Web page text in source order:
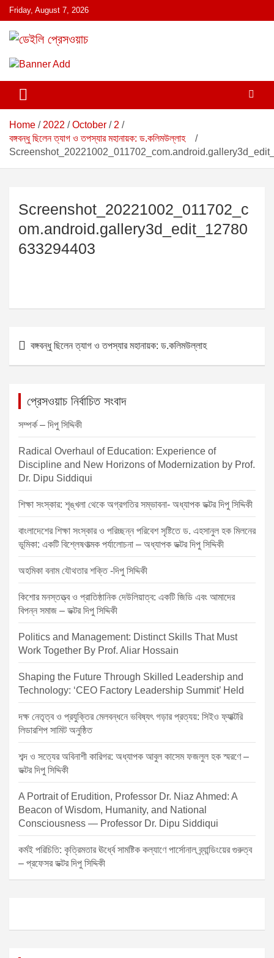
k
t
Friday, August 7, 2026
ডেইলি প্রেসওয়াচ
Home 2022 October
2
বঙ্গবন্ধু ছিলেন ত্যাগ ও তপস্যার মহানায়ক: ড.কলিমউল্লাহ
Screenshot_20221002_011702_c
om.android.gallery3d_edit_12780
633294403
P
বঙ্গবন্ধু ছিলেন ত্যাগ ও তপস্যার মহানায়ক: ড.কলিমউল্লাহ
প্রেসওয়াচ নির্বাচিত সংবাদ
সম্পর্ক – দিপু সিদ্দিকী
Radical Overhaul of Education: Experience of
Discipline and New Horizons of Modernization by Prof.
Dr. Dipu Siddiqui
শিক্ষা সংস্কার: শৃঙ্খলা থেকে অগ্রগতির সম্ভাবনা- অধ্যাপক ডক্টর দিপু সিদ্দিকী
বাংলাদেশের শিক্ষা সংস্কার ও পরিচ্ছন্ন পরিবেশ সৃষ্টিতে ড. এহসানুল হক মিলনের
ভূমিকা: একটি বিশ্লেষণাত্মক পর্যালোচনা – অধ্যাপক ডক্টর দিপু সিদ্দিকী
অহমিকা বনাম যৌথতার শক্তি -দিপু সিদ্দিকী
কিশোর মনস্তত্ত্ব ও প্রাতিষ্ঠানিক দেউলিয়াত্ব: একটি জিডি এবং আমাদের
বিপন্ন সমাজ – ডক্টর দিপু সিদ্দিকী
Politics and Management: Distinct Skills That Must
Work Together By Prof. Aliar Hossain
Shaping the Future Through Skilled Leadership and
Technology: ‘CEO Factory Leadership Summit’ Held
দক্ষ নেতৃত্ব ও প্রযুক্তির মেলবন্ধনে ভবিষ্যৎ গড়ার প্রত্যয়: সিইও ফ্যাক্টরি
লিডারশিপ সামিট অনুষ্ঠিত
শব্দ ও সত্যের অবিনাশী কারিগর: অধ্যাপক আবুল কাসেম ফজলুল হক স্মরণে –
ডক্টর দিপু সিদ্দিকী
A Portrait of Erudition, Professor Dr. Niaz Ahmed: A
Beacon of Wisdom, Humanity, and National
Consciousness — Professor Dr. Dipu Siddiqui
কর্মই পরিচিতি: কৃত্রিমতার ঊর্ধ্বে সামষ্টিক কল্যাণে পার্সোনাল ব্র্যান্ডিংয়ের গুরুত্ব
– প্রফেসর ডক্টর দিপু সিদ্দিকী